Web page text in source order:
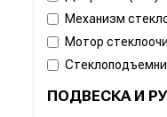
Механизм
Мотор
ПОДВЕСКА И